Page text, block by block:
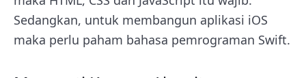
Sedangkan, untuk membangun aplikasi iOS
maka perlu paham bahasa pemrograman Swift.